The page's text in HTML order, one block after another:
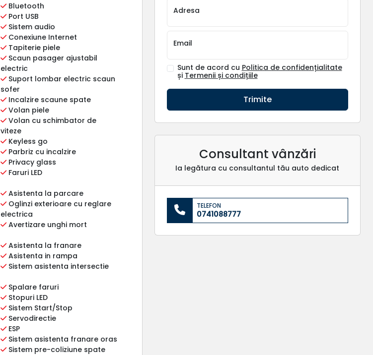
Bluetooth
Port USB
Sistem audio
Conexiune Internet
Tapiterie piele
Scaun pasager ajustabil
electric
Suport lombar electric scaun
sofer
Incalzire scaune spate
Volan piele
Volan cu schimbator de
viteze
Keyless go
Parbriz cu incalzire
Privacy glass
Faruri LED
Asistenta la parcare
Oglinzi exterioare cu reglare
electrica
Avertizare unghi mort
Asistenta la franare
Asistenta in rampa
Sistem asistenta intersectie
Spalare faruri
Stopuri LED
Sistem Start/Stop
Servodirectie
ESP
Sistem asistenta franare oras
Sistem pre-coliziune spate
Adresa
Email
Sunt de acord cu Politica de confidențialitate
și Termenii și condițiile
Trimite
Consultant vânzări
Ia legătura cu consultantul tău auto dedicat
TELEFON
0741088777